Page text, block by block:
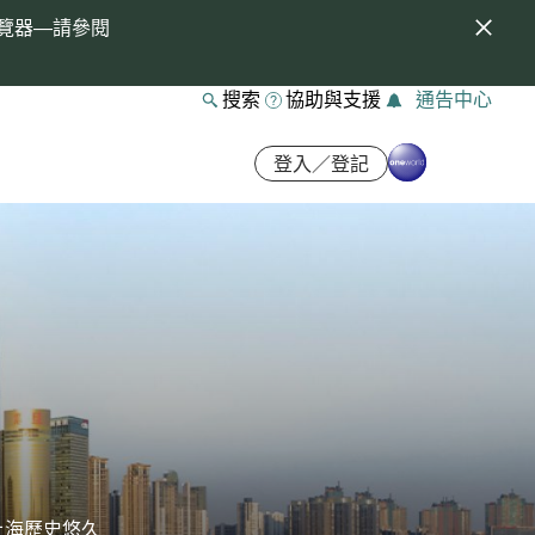
器—請參閱
搜索 協助與支援 通告中心
登入／登記
歷史悠久